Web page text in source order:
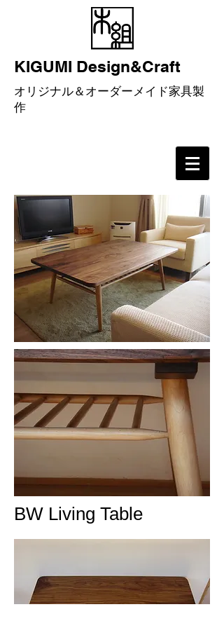
KIGUMI Design&Craft
​オリジナル＆オーダーメイド家具製
作
BW Living Table